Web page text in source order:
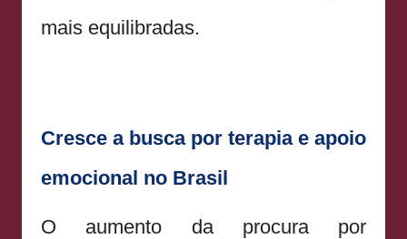
mais equilibradas.
Cresce a busca por terapia e apoio
emocional no Brasil
O aumento da procura por